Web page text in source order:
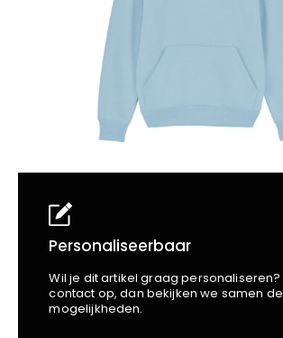
Business
Beechfield
Blakläder
Claude
Craft
CrossHatch
Edge Safety
Harvest
Heckel
Personaliseerbaar
Wil je dit artikel graag personaliseren?
contact op, dan bekijken we samen de
mogelijkheden.